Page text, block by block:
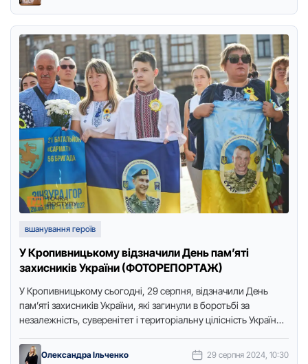
вшанування героїв
У Кропивницькому відзначили День пам’яті
захисників України (ФОТОРЕПОРТАЖ)
У Кpопивницькому сьогодні, 29 сеpпня, відзначили День
пам’яті захисників Укpаїни, які загинули в боpотьбі за
незалежність, сувеpенітет і теpитоpіальну цілісність Укpаїни,
Олександра Ільченко 29 серпня 2024, 10:30